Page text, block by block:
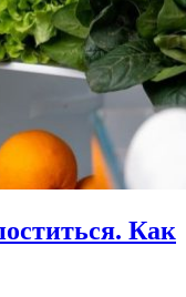
Как